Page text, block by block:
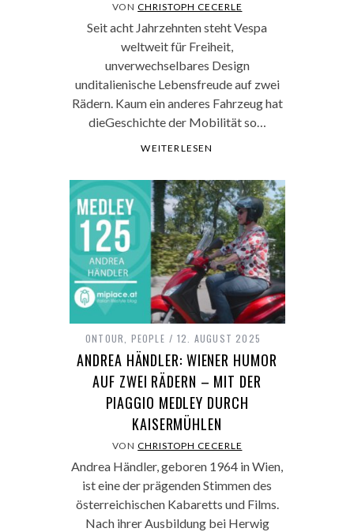
VONCHRISTOPH CECERLE
Seit acht Jahrzehnten steht Vespa
weltweit für Freiheit,
unverwechselbares Design
unditalienische Lebensfreude auf zwei
Rädern. Kaum ein anderes Fahrzeug hat
dieGeschichte der Mobilität so…
WEITERLESEN
ONTOUR PEOPLE 12. AUGUST 2025
ANDREA HÄNDLER: WIENER HUMOR
AUF ZWEI RÄDERN – MIT DER
PIAGGIO MEDLEY DURCH
KAISERMÜHLEN
VONCHRISTOPH CECERLE
Andrea Händler, geboren 1964 in Wien,
ist eine der prägenden Stimmen des
österreichischen Kabaretts und Films.
Nach ihrer Ausbildung bei Herwig